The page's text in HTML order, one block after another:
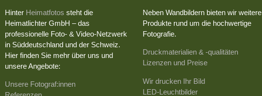
Hinter Heimatfotos steht die
Heimatlichter GmbH – das
professionelle Foto- & Video-Netzwerk
in Süddeutschland und der Schweiz.
Hier finden Sie mehr über uns und
unsere Angebote:
Unsere Fotograf:innen
Neben Wandbildern bieten wir weitere
Produkte rund um die hochwertige
Fotografie.
Druckmaterialien & -qualitäten
Lizenzen und Preise
Wir drucken Ihr Bild
LED-Leuchtbilder